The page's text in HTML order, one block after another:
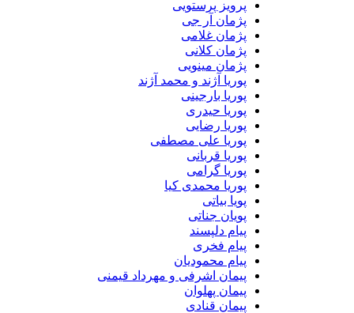
پرویز پرستویی
پژمان آر جی
پژمان غلامی
پژمان کلانی
پژمان مینویی
پوریا آژند و محمد آژند
پوریا بارجینی
پوریا حیدری
پوریا رضایی
پوریا علی مصطفی
پوریا قربانی
پوریا گرامی
پوریا محمدی کیا
پویا بیاتی
پویان جناتی
پیام دلپسند
پیام فخری
پیام محمودیان
پیمان اشرفی و مهرداد قیمنی
پیمان پهلوان
پیمان قنادی